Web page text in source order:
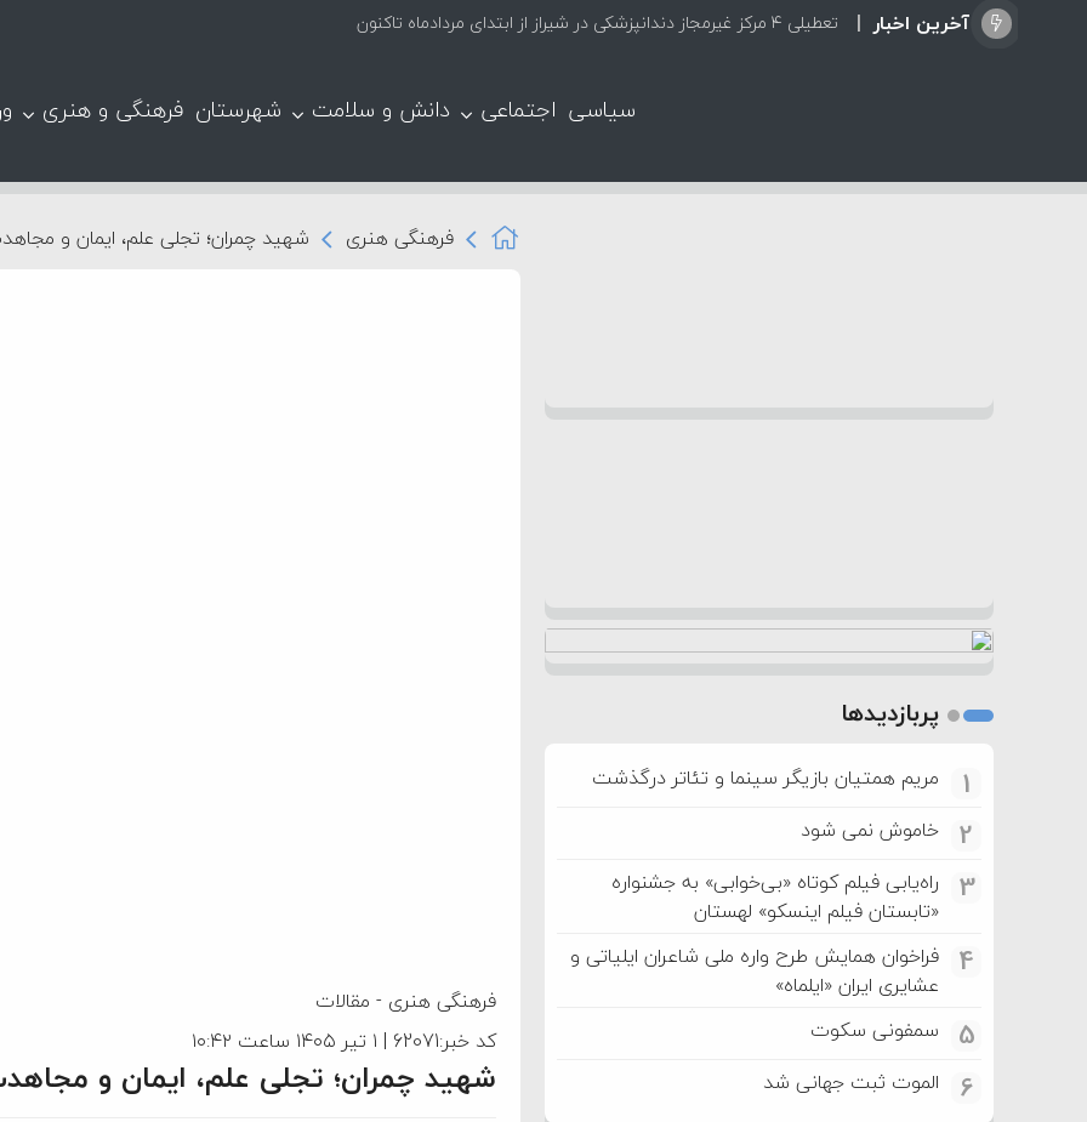
آخرین اخبار تعطیلی ۴ مرکز غیرمجاز دندانپزشکی در شیراز از ابتدای مردادماه تاکنون
سیاسی اجتماعی دانش و سلامت شهرستان فرهنگی و هنری
فرهنگی هنری شهید چمران؛ تجلی علم، ایمان و
فرهنگی هنری - مقالات
کد خبر:62071 | ۱ تیر ۱۴۰۵ ساعت ۱۰:۴۲
شهید چمران؛ تجلی علم، ایمان و
پربازدیدها
1 مریم همتیان بازیگر سینما و تئاتر درگذشت
2 خاموش نمی شود
3
راه‌یابی فیلم کوتاه «بی‌خوابی» به جشنواره
«تابستان فیلم اینسکو» لهستان
4
فراخوان همایش طرح واره ملی شاعران ایلیاتی و
عشایری ایران «ایلماه»
5 سمفونی سکوت
6 الموت ثبت جهانی شد